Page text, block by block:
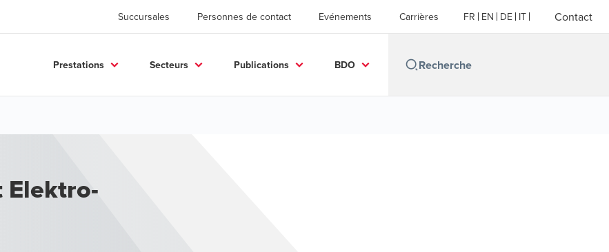
Succursales Personnes de contact Evénements Carrières FR EN DE IT Contact
Prestations Secteurs Publications BDO
Elektro-